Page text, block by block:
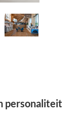
personaliteit